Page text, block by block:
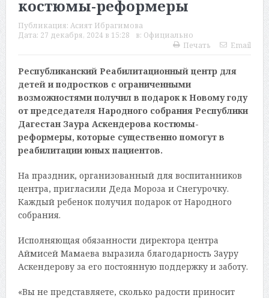
костюмы-реформеры
Публикация: Асият Ибрагимова
Дата: 27 декабря, 2024 в 15:28 в: Официально
Печать
Email
Республиканский Реабилитационный центр для
детей и подростков с ограниченными
возможностями получил в подарок к Новому году
от председателя Народного собрания Республики
Дагестан Заура Аскендерова костюмы-
реформеры, которые существенно помогут в
реабилитации юных пациентов.
На праздник, организованный для воспитанников
центра, пригласили Деда Мороза и Снегурочку.
Каждый ребенок получил подарок от Народного
собрания.
Исполняющая обязанности директора центра
Аймисей Мамаева выразила благодарность Зауру
Аскендерову за его постоянную поддержку и заботу.
«Вы не представляете, сколько радости приносит